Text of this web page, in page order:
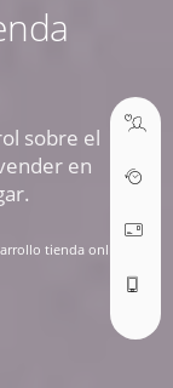
sobre el
en
tienda online
ABRIR TICKET